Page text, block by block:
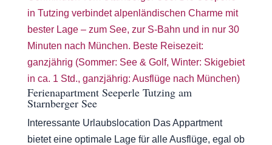
Ferienapartment Seeperle Tutzing am
Starnberger See
Interessante Urlaubslocation Das Appartment
bietet eine optimale Lage für alle Ausflüge, egal ob